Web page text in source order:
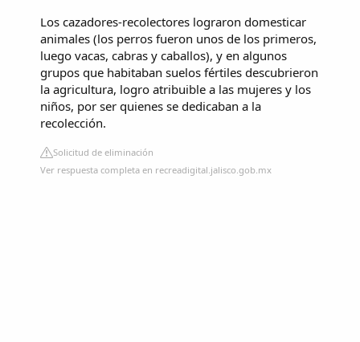
Los cazadores-recolectores lograron domesticar
animales (los perros fueron unos de los primeros,
luego vacas, cabras y caballos), y en algunos
grupos que habitaban suelos fértiles descubrieron
la agricultura, logro atribuible a las mujeres y los
niños, por ser quienes se dedicaban a la
recolección.
Solicitud de eliminación
Ver respuesta completa en recreadigital.jalisco.gob.mx